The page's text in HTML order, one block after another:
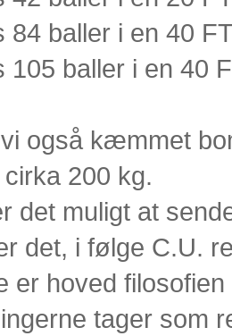
84 baller i en 40
105 baller i en 40
også kæmmet
200 kg.
det muligt at
det, i følge C.U.
er hoved
tager som